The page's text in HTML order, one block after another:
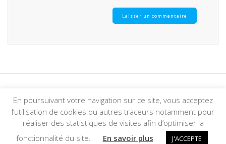
© 2026 Foyer Tolbiac. Construit avec WordPress et lethème
Mesmerize
En poursuivant votre navigation sur ce site, vous acceptez
l’utilisation de cookies ou autres traceurs notamment pour
réaliser des statistiques de visites afin d’optimiser la
fonctionnalité du site.
En savoir plus J'ACCEPTE